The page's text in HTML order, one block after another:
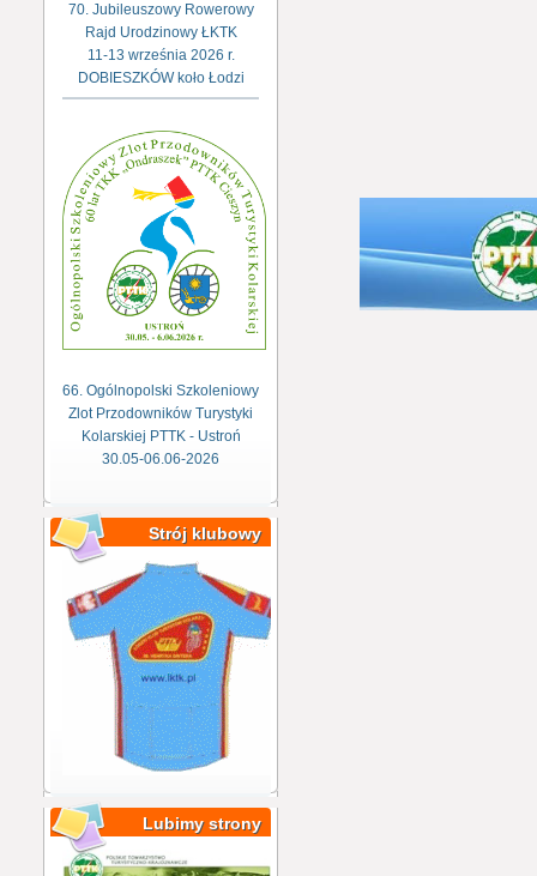
70. Jubileuszowy Rowerowy
Rajd Urodzinowy ŁKTK
11-13 września 2026 r.
DOBIESZKÓW koło Łodzi
66. Ogólnopolski Szkoleniowy
Zlot Przodowników Turystyki
Kolarskiej PTTK - Ustroń
30.05-06.06-2026
Strój klubowy
Lubimy strony